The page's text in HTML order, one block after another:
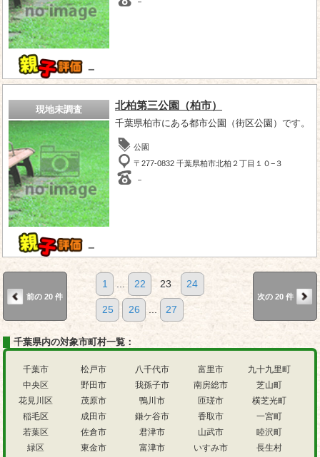
－
現地未調査
－
北柏第三公園（柏市）
千葉県柏市にある都市公園（街区公園）です。
公園
〒277-0832 千葉県柏市北柏２丁目１０−３
－
前の 20 件
1 22 23 24
25 26 ... 27
次の 20 件
千葉県内の対象市町村一覧：
千葉市
中央区
花見川区
稲毛区
若葉区
緑区
松戸市
野田市
茂原市
成田市
佐倉市
東金市
八千代市
我孫子市
鴨川市
鎌ケ谷市
君津市
富津市
富里市
南房総市
匝瑳市
香取市
山武市
いすみ市
九十九里町
芝山町
横芝光町
一宮町
睦沢町
長生村